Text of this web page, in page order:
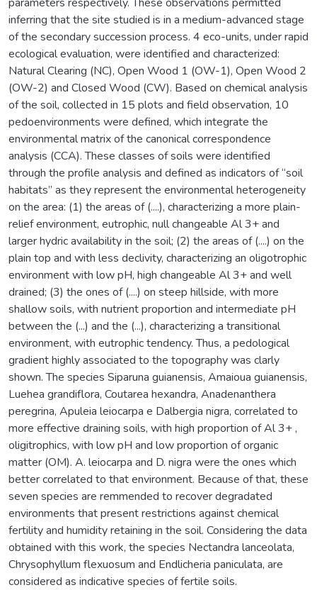
inferring that the site studied is in a medium-advanced stage
of the secondary succession process. 4 eco-units, under rapid
ecological evaluation, were identified and characterized:
Natural Clearing (NC), Open Wood 1 (OW-1), Open Wood 2
(OW-2) and Closed Wood (CW). Based on chemical analysis
of the soil, collected in 15 plots and field observation, 10
pedoenvironments were defined, which integrate the
environmental matrix of the canonical correspondence
analysis (CCA). These classes of soils were identified
through the profile analysis and defined as indicators of “soil
habitats” as they represent the environmental heterogeneity
on the area: (1) the areas of (....), characterizing a more plain-
relief environment, eutrophic, null changeable Al 3+ and
larger hydric availability in the soil; (2) the areas of (....) on the
plain top and with less declivity, characterizing an oligotrophic
environment with low pH, high changeable Al 3+ and well
drained; (3) the ones of (....) on steep hillside, with more
shallow soils, with nutrient proportion and intermediate pH
between the (...) and the (...), characterizing a transitional
environment, with eutrophic tendency. Thus, a pedological
gradient highly associated to the topography was clarly
shown. The species Siparuna guianensis, Amaioua guianensis,
Luehea grandiflora, Coutarea hexandra, Anadenanthera
peregrina, Apuleia leiocarpa e Dalbergia nigra, correlated to
more effective draining soils, with high proportion of Al 3+ ,
oligitrophics, with low pH and low proportion of organic
matter (OM). A. leiocarpa and D. nigra were the ones which
better correlated to that environment. Because of that, these
seven species are remmended to recover degradated
environments that present restrictions against chemical
fertility and humidity retaining in the soil. Considering the data
obtained with this work, the species Nectandra lanceolata,
Chrysophyllum flexuosum and Endlicheria paniculata, are
considered as indicative species of fertile soils.